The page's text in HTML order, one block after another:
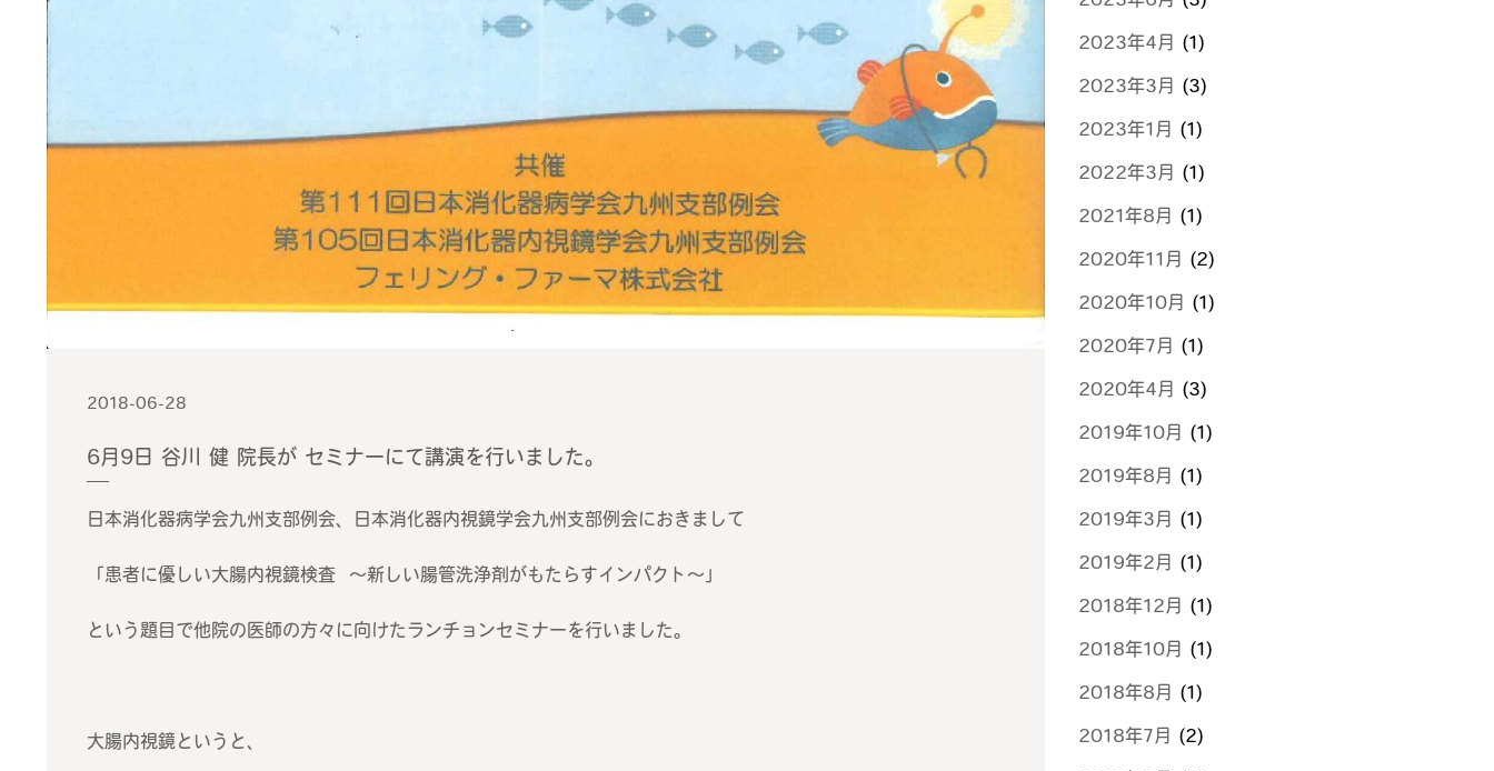
2018-06-28
6月9日 谷川 健 院長が セミナーにて講演を行いました。
日本消化器病学会九州支部例会、日本消化器内視鏡学会九州支部例会におきまして
「患者に優しい大腸内視鏡検査 〜新しい腸管洗浄剤がもたらすインパクト〜」
という題目で他院の医師の方々に向けたランチョンセミナーを行いました。
大腸内視鏡というと、
2023年4月 (1)
2023年3月 (3)
2023年1月 (1)
2022年3月 (1)
2021年8月 (1)
2020年11月 (2)
2020年10月 (1)
2020年7月 (1)
2020年4月 (3)
2019年10月 (1)
2019年8月 (1)
2019年3月 (1)
2019年2月 (1)
2018年12月 (1)
2018年10月 (1)
2018年8月 (1)
2018年7月 (2)